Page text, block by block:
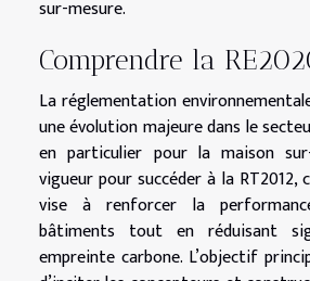
sur-mesure.
Comprendre la
La réglementation
une évolution majeure dans le
en particulier pour la maison
vigueur pour succéder à la
vise à renforcer la
bâtiments tout en réduisant
empreinte carbone. L’objectif